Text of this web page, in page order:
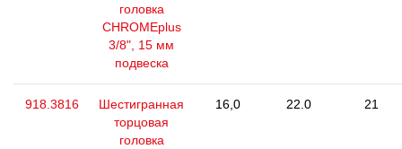
головка
CHROMEplus
3/8", 15 мм
подвеска
918.3816
Шестигранная
торцовая
головка
16,0 22.0 21